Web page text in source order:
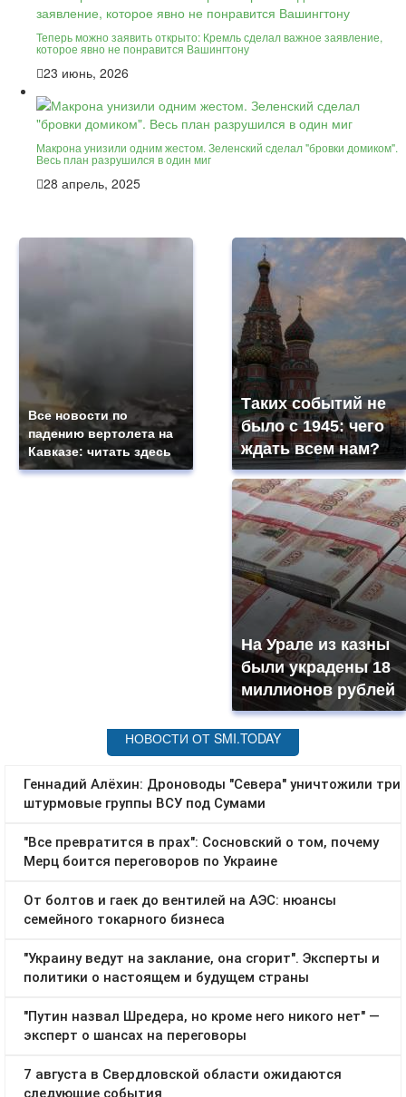
Теперь можно заявить открыто: Кремль сделал важное заявление,
которое явно не понравится Вашингтону
23 июнь, 2026
Макрона унизили одним жестом. Зеленский сделал "бровки домиком".
Весь план разрушился в один миг
28 апрель, 2025
Все новости по
падению вертолета на
Кавказе: читать здесь
Таких событий не
было с 1945: чего
ждать всем нам?
На Урале из казны
были украдены 18
миллионов рублей